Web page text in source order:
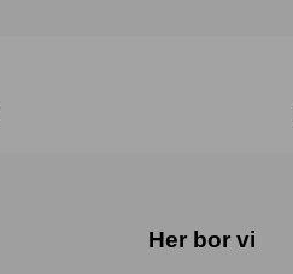
Her bor vi